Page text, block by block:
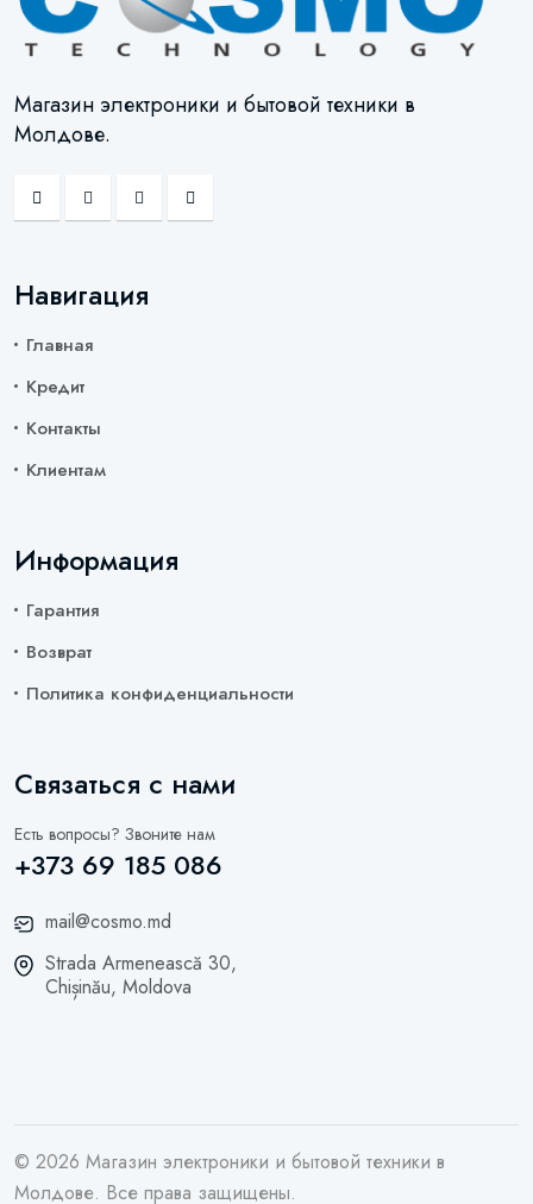
Магазин электроники и бытовой техники в
Молдове.
Навигация
Главная
Кредит
Контакты
Клиентам
Информация
Гарантия
Возврат
Политика конфиденциальности
Связаться с нами
Есть вопросы? Звоните нам
+373 69 185 086
mail@cosmo.md
Strada Armenească 30,
Chișinău, Moldova
© 2026 Магазин электроники и бытовой техники в
Молдове. Все права защищены.